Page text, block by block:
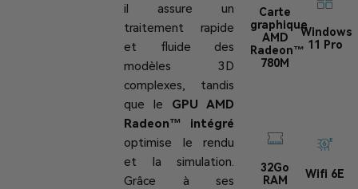
il assure un
traitement rapide
et fluide des
modèles 3D
complexes, tandis
que le GPU AMD
Radeon™ intégré
optimise le rendu
et la simulation.
Grâce à ses
Carte
graphique
AMD
Radeon™
780M
32Go
RAM
Windows
11 Pro
Wifi 6E